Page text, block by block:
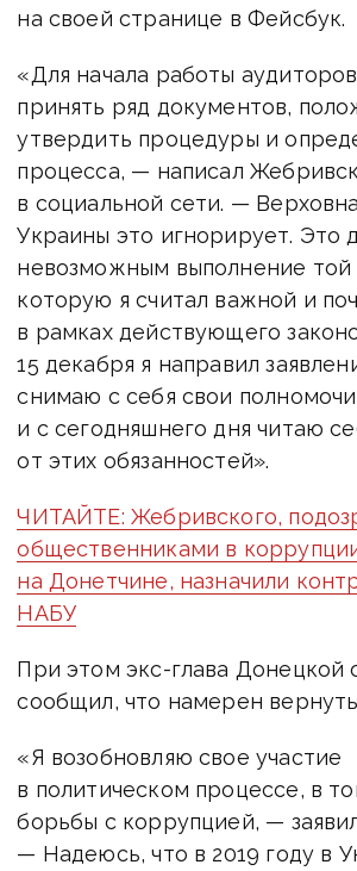
на своей странице в Фейсбук.
«Для начала работы
принять ряд документов,
утвердить процедуры и
процесса, — написал
в социальной сети. —
Украины это игнорирует. Это
невозможным выполнение той
которую я считал важной и
в рамках действующего
15 декабря я направил
снимаю с себя свои
и с сегодняшнего дня читаю
от этих обязанностей».
ЧИТАЙТЕ: Жебривского,
общественниками в
на Донетчине, назначили
НАБУ
При этом экс-глава Донецкой
сообщил, что намерен
«Я возобновляю свое участие
в политическом процессе, в
борьбы с коррупцией, —
— Надеюсь, что в 2019 году в